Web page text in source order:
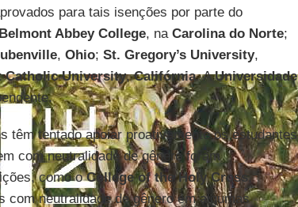
para tais isenções por parte do
Belmont Abbey College, na Carolina do Norte;
, Ohio; St. Gregory’s University,
Catholic University,Califórnia. AUniversidade
têm tentado apoiar proativamente os estudantes
com neutralidade de gênero foram
como oCollege of the Holy Cross,
com neutralidade de gênero em algumas